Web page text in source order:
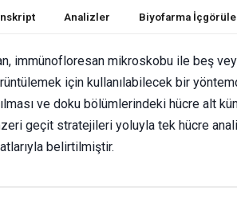
Analizler Biyofarma
immünofloresan mikroskobu ile beş
için kullanılabilecek bir
ve doku bölümlerindeki hücre alt
geçit stratejileri yoluyla tek hücre
belirtilmiştir.